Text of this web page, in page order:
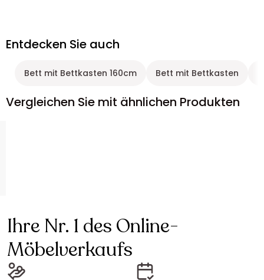
Entdecken Sie auch
Bett mit Bettkasten 160cm Bett mit Bettkasten
Vergleichen Sie mit ähnlichen Produkten
Ihre Nr. 1 des Online-
Möbelverkaufs